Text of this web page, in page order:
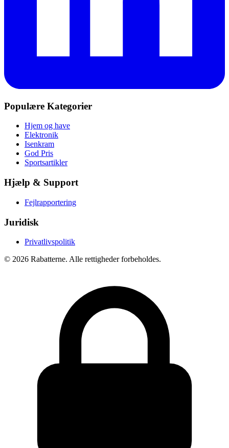
Populære Kategorier
Hjem og have
Elektronik
Isenkram
God Pris
Sportsartikler
Hjælp & Support
Fejlrapportering
Juridisk
Privatlivspolitik
© 2026 Rabatterne. Alle rettigheder forbeholdes.